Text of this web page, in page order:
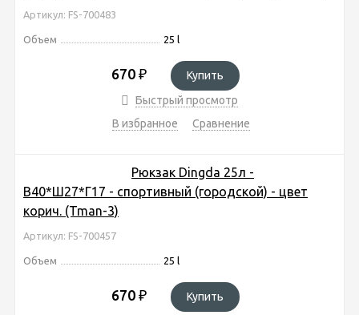
Артикул: FS-700483
Объем 25 l
670 ₽
Купить
Быстрый просмотр
В избранное
Сравнение
Рюкзак Dingda 25л -
В40*Ш27*Г17 - спортивный (городской) - цвет
корич. (Tman-3)
Артикул: FS-700457
Объем 25 l
670 ₽
Купить